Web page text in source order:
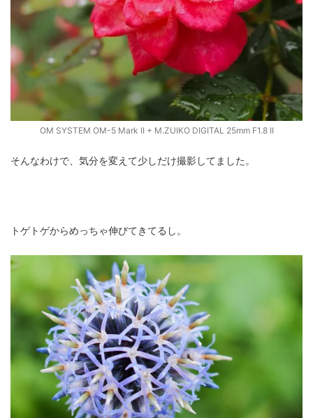
OM SYSTEM OM-5 Mark II + M.ZUIKO DIGITAL 25mm F1.8 II
そんなわけで、気分を変えて少しだけ撮影してました。
トゲトゲからめっちゃ伸びてきてるし。